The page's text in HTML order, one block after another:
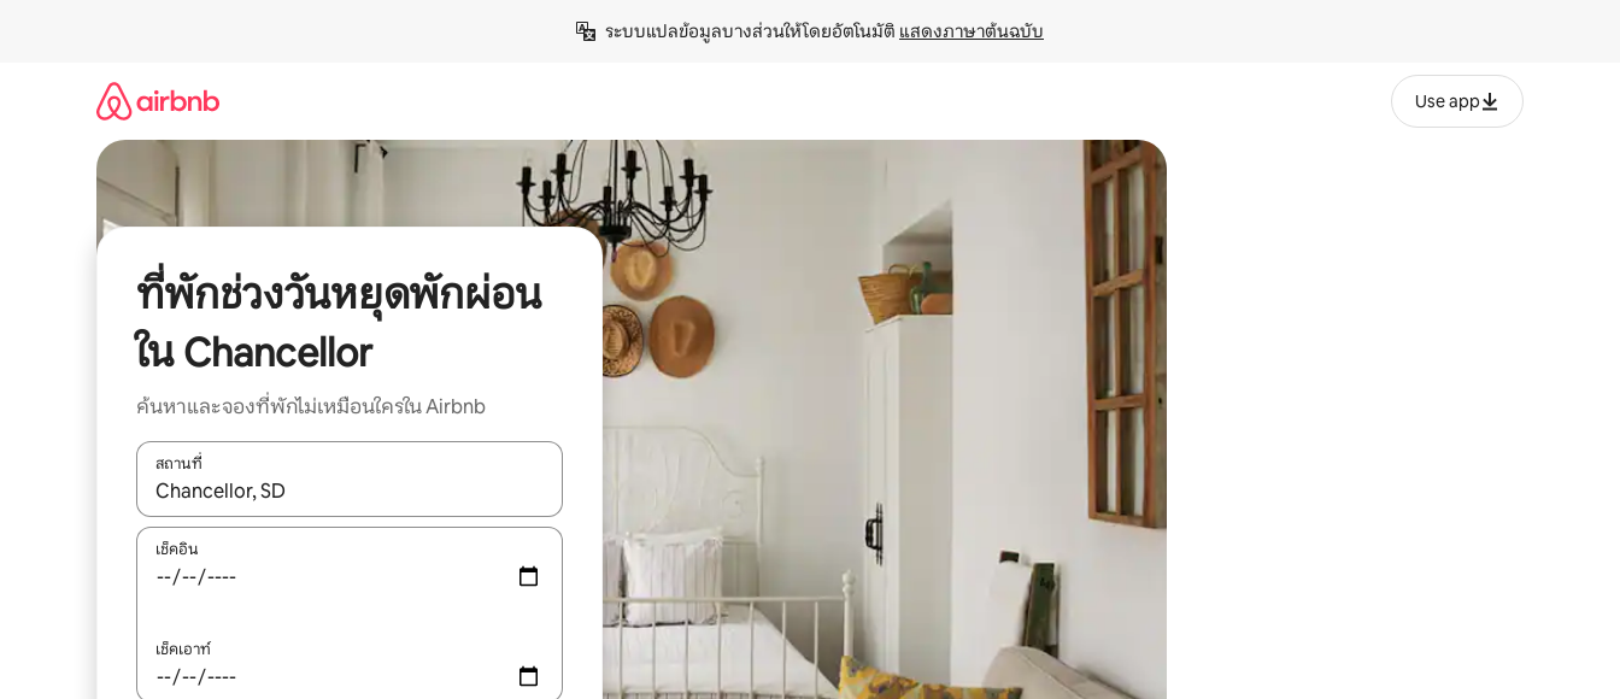
ระบบแปลข้อมูลบางส่วนให้โดยอัตโนมัติ แสดงภาษาต้นฉบับ
Use app
ที่พักช่วงวันหยุดพักผ่อน
ใน Chancellor
ค้นหาและจองที่พักไม่เหมือนใครใน Airbnb
สถานที่
ใช้ลูกศรขึ้นลง หรือใช้การสัมผัสหรือปัด เพื่อสำรวจผลการค้นหา
เช็คอิน
เช็คเอาท์